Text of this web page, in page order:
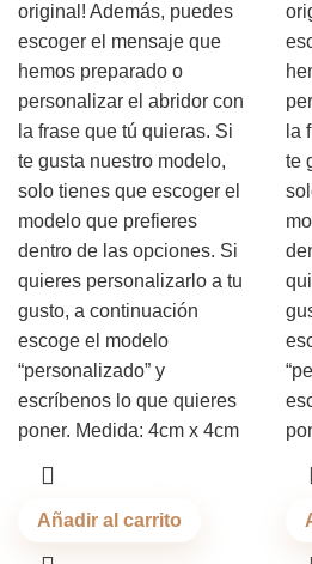
original! Además, puedes
escoger el mensaje que
hemos preparado o
personalizar el abridor con
la frase que tú quieras. Si
te gusta nuestro modelo,
solo tienes que escoger el
modelo que prefieres
dentro de las opciones. Si
quieres personalizarlo a tu
gusto, a continuación
escoge el modelo
“personalizado” y
escríbenos lo que quieres
poner. Medida: 4cm x 4cm
Añadir al carrito
la
te